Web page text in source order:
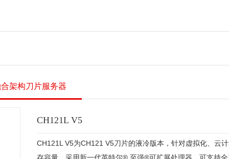
合架构刀片服务器
CH121L V5
CH121L V5为CH121 V5刀片的液冷版本，针对虚拟化、云